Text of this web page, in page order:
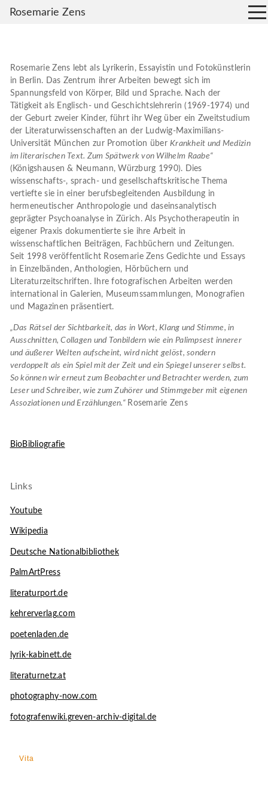
Rosemarie Zens lebt als Lyrikerin, Essayistin und Fotokünstlerin
in Berlin. Das Zentrum ihrer Arbeiten bewegt sich im
Spannungsfeld von Körper, Bild und Sprache. Nach der
Tätigkeit als Englisch- und Geschichtslehrerin (1969-1974) und
der Geburt zweier Kinder, führt ihr Weg über ein Zweitstudium
der Literaturwissenschaften an der Ludwig-Maximilians-
Universität München zur Promotion überKrankheit und Medizin
im literarischen Text. Zum Spätwerk von Wilhelm Raabe“
(Königshausen & Neumann, Würzburg 1990). Dies
wissenschafts-, sprach- und gesellschaftskritische Thema
vertiefte sie in einer berufsbegleitenden Ausbildung in
hermeneutischer Anthropologie und daseinsanalytisch
geprägter Psychoanalyse in Zürich. Als Psychotherapeutin in
eigener Praxis dokumentierte sie ihre Arbeit in
wissenschaftlichen Beiträgen, Fachbüchern und Zeitungen.
Seit 1998 veröffentlicht Rosemarie Zens Gedichte und Essays
in Einzelbänden, Anthologien, Hörbüchern und
Literaturzeitschriften. Ihre fotografischen Arbeiten werden
international in Galerien, Museumssammlungen, Monografien
und Magazinen präsentiert.
„Das Rätsel der Sichtbarkeit, das in Wort, Klang und Stimme, in
Ausschnitten, Collagen und Tonbildern wie ein Palimpsest innerer
und äußerer Welten aufscheint, wird nicht gelöst, sondern
verdoppelt als ein Spiel mit der Zeit und ein Spiegel unserer selbst.
So können wir erneut zum Beobachter und Betrachter werden, zum
Leser und Schreiber, wie zum Zuhörer und Stimmgeber mit eigenen
Assoziationen und Erzählungen.“ Rosemarie Zens
BioBibliografie
Links
Youtube
Wikipedia
Deutsche Nationalbibliothek
PalmArtPress
literaturport.de
kehrerverlag.com
poetenladen.de
lyrik-kabinett.de
literaturnetz.at
photography-now.com
fotografenwiki.greven-archiv-digital.de
Vita
Rosemarie Zens